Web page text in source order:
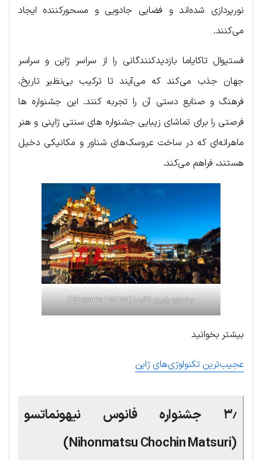
نورپردازی شده‌اند و فضایی جادویی و مسحورکننده ایجاد
می‌کنند.
فستیوال تاکایاما بازدیدکنندگانی را از سراسر ژاپن و سراسر
جهان جذب می‌کند که می‌آیند تا ترکیب بی‌نظیر تاریخ،
فرهنگ و صنایع دستی آن را تجربه کنند. این جشنواره ها
فرصتی را برای تماشای زیبایی جشنواره های سنتی ژاپنی و هنر
ماهرانه‌ای که در ساخت عروسک‌های شناور و مکانیکی دخیل
هستند، فراهم می‌کند.
جشنواره پاییزی تاکایاما (Takayama Festival)
بیشتر بخوانید
عجیب‌ترین تکنولوژی‌های ژاپن
۳٫ جشنواره فانوس نیهونماتسو
(Nihonmatsu Chochin Matsuri)